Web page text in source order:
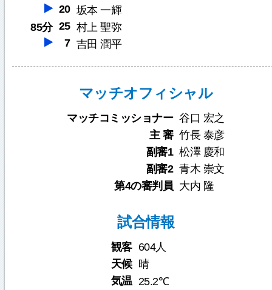
20 坂本 一輝
85分 25 村上 聖弥
7 吉田 潤平
マッチオフィシャル
マッチコミッショナー 谷口 宏之
主 審 竹長 泰彦
副審1 松澤 慶和
副審2 青木 崇文
第4の審判員 大内 隆
試合情報
観客 604人
天候 晴
気温 25.2℃